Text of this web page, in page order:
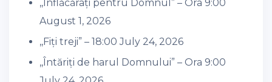
,,Înflăcărați pentru Domnul” – Ora 9:00
August 1, 2026
,,Fiți treji” – 18:00 July 24, 2026
,,Întăriți de harul Domnului” – Ora 9:00